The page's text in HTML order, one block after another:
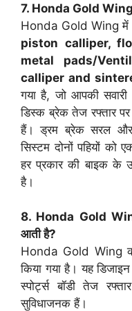
7. Honda Gold Wing
Honda Gold Wing में
piston calliper,
metal pads/
calliper and
गया है, जो आपकी सवारी
डिस्क ब्रेक तेज रफ्तार
हैं। ड्रम ब्रेक सरल और
सिस्टम दोनों पहियों को
हर प्रकार की बाइक के
है।
8. Honda Gold
आती है?
Honda Gold Wing
किया गया है। यह
स्पोर्ट्स बॉडी तेज
सुविधाजनक हैं।